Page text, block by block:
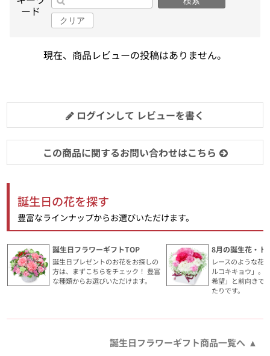
ード
クリア
現在、商品レビューの投稿はありません。
ログインして レビューを書く
この商品に関するお問い合わせはこちら
誕生日の花を探す
豊富なラインナップからお選びいただけます。
誕生日フラワーギフトTOP
誕生日プレゼントのお花をお探しの
方は、まずこちらをチェック！ 豊富
な種類からお選びいただけます。
8月の誕生花・ト
レースのような花
ルコキキョウ」。
希望」と前向きで
たりです。
誕生日フラワーギフト商品一覧へ